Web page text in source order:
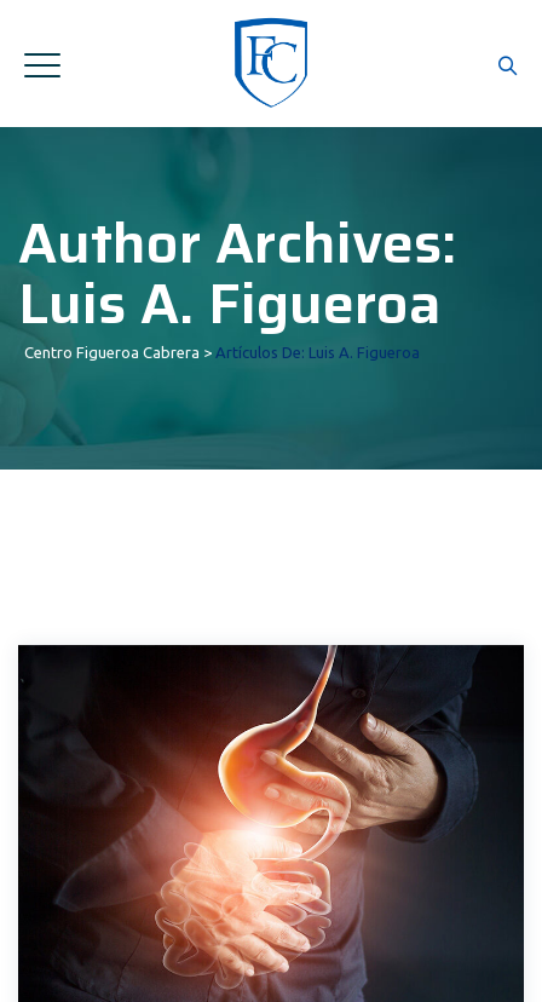
Author Archives:
Luis A. Figueroa
Centro Figueroa Cabrera > Artículos De: Luis A. Figueroa